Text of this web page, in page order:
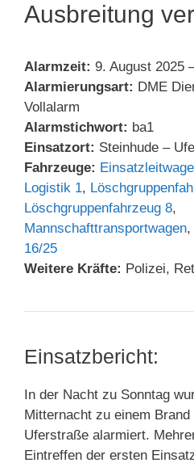
Ausbreitung
Alarmzeit: 9. August 2025
Alarmierungsart: DME
Vollalarm
Alarmstichwort: ba1
Einsatzort: Steinhude –
Fahrzeuge:
Logistik 1,
Löschgruppenfahrzeug 8,
Mannschafttransportwagen,
16/25
Weitere Kräfte: Polizei,
Einsatzbericht:
In der Nacht zu Sonntag
Mitternacht zu einem
Uferstraße alarmiert.
Eintreffen der ersten